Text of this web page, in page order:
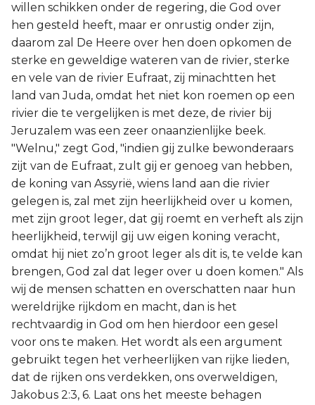
willen schikken onder de regering, die God over
hen gesteld heeft, maar er onrustig onder zijn,
daarom zal De Heere over hen doen opkomen de
sterke en geweldige wateren van de rivier, sterke
en vele van de rivier Eufraat, zij minachtten het
land van Juda, omdat het niet kon roemen op een
rivier die te vergelijken is met deze, de rivier bij
Jeruzalem was een zeer onaanzienlijke beek.
"Welnu," zegt God, "indien gij zulke bewonderaars
zijt van de Eufraat, zult gij er genoeg van hebben,
de koning van Assyrië, wiens land aan die rivier
gelegen is, zal met zijn heerlijkheid over u komen,
met zijn groot leger, dat gij roemt en verheft als zijn
heerlijkheid, terwijl gij uw eigen koning veracht,
omdat hij niet zo’n groot leger als dit is, te velde kan
brengen, God zal dat leger over u doen komen." Als
wij de mensen schatten en overschatten naar hun
wereldrijke rijkdom en macht, dan is het
rechtvaardig in God om hen hierdoor een gesel
voor ons te maken. Het wordt als een argument
gebruikt tegen het verheerlijken van rijke lieden,
dat de rijken ons verdekken, ons overweldigen,
Jakobus 2:3, 6. Laat ons het meeste behagen